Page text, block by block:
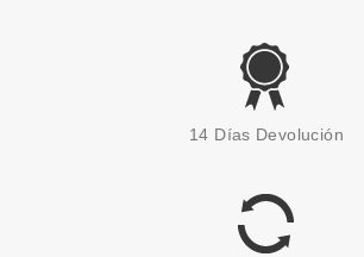
TABAC
DUCHA 200ML
3.99€
14 Días Devolución